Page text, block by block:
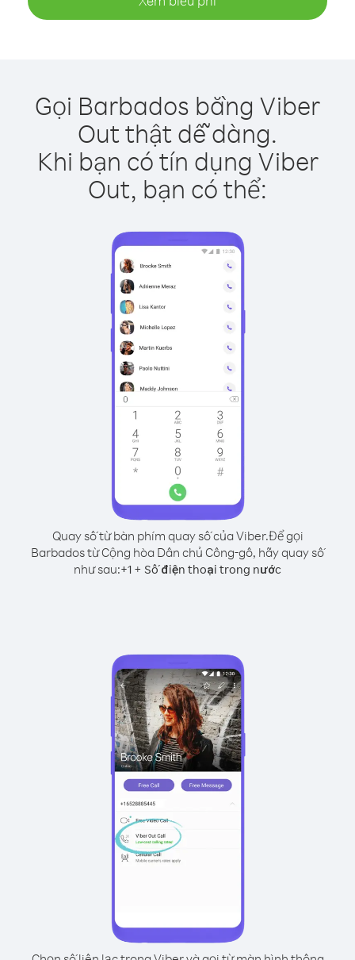
Gọi Barbados bằng Viber
Out thật dễ dàng.
Khi bạn có tín dụng Viber
Out, bạn có thể:
Quay số từ bàn phím quay số của Viber.Để gọi
Barbados từ Cộng hòa Dân chủ Công-gô, hãy quay số
như sau:+1 + Số điện thoại trong nước